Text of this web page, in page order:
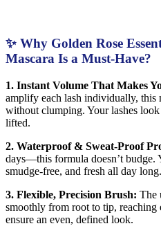
✨ Why Golden Rose
Mascara Is a Must-Have?
1. Instant Volume That Makes
amplify each lash individually, this
without clumping. Your lashes
lifted.
2. Waterproof & Sweat-Proof
days—this formula doesn’t budge.
smudge-free, and fresh all day long.
3. Flexible, Precision Brush: The
smoothly from root to tip, reaching
ensure an even, defined look.